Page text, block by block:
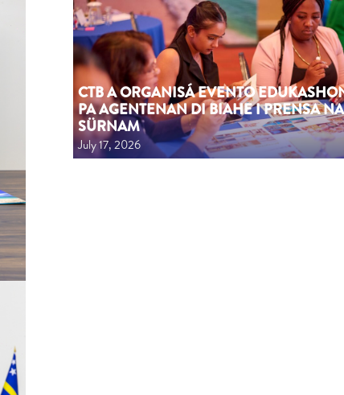
CTB A ORGANISÁ EVENTO
PA AGENTENAN DI BIAHE I PRENSA NA
SÜRNAM
July 17, 2026